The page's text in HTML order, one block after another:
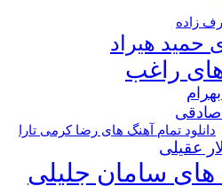
زاده
حمید هیراد
های راغب
صادقی
دانلود تمام آهنگ های رضا کرمی تارا
عقیلی
های سامان جلیلی